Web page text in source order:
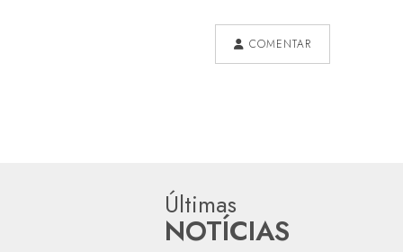
COMENTAR
Últimas
NOTÍCIAS